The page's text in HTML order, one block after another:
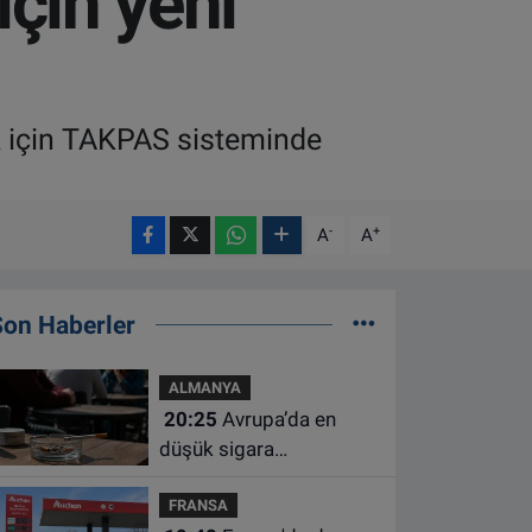
için TAKPAS sisteminde
A- A+
Haberler
ALMANYA
20:25
düşük sigara
Belçika’da olduğu
FRANSA